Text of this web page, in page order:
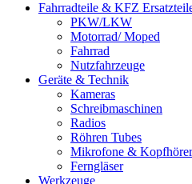
Fahrradteile & KFZ
PKW/LKW
Motorrad/ Moped
Fahrrad
Nutzfahrzeuge
Geräte & Technik
Kameras
Schreibmaschinen
Radios
Röhren Tubes
Mikrofone & Kopfhörer
Ferngläser
Werkzeuge